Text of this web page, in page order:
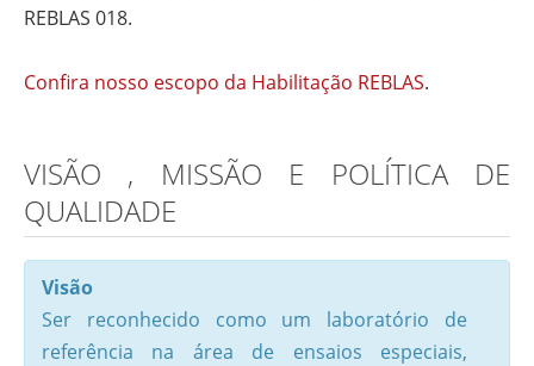
REBLAS 018.
Confira nosso escopo da Habilitação REBLAS.
VISÃO , MISSÃO E POLÍTICA DE
QUALIDADE
Visão
Ser reconhecido como um laboratório de
referência na área de ensaios especiais,